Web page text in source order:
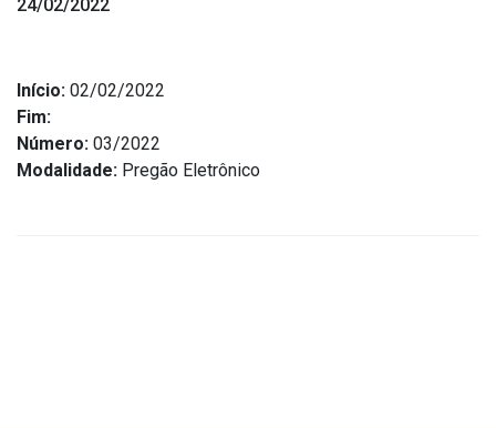
Secretarias
Administração
Agricultura e Meio Ambiente
24/02/2022
Início: 02/02/2022
Fim:
Número: 03/2022
Modalidade: Pregão Eletrônico